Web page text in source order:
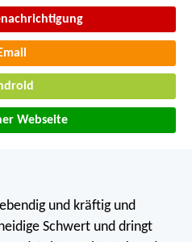
Email
Webseite
und kräftig und
Schwert und dringt